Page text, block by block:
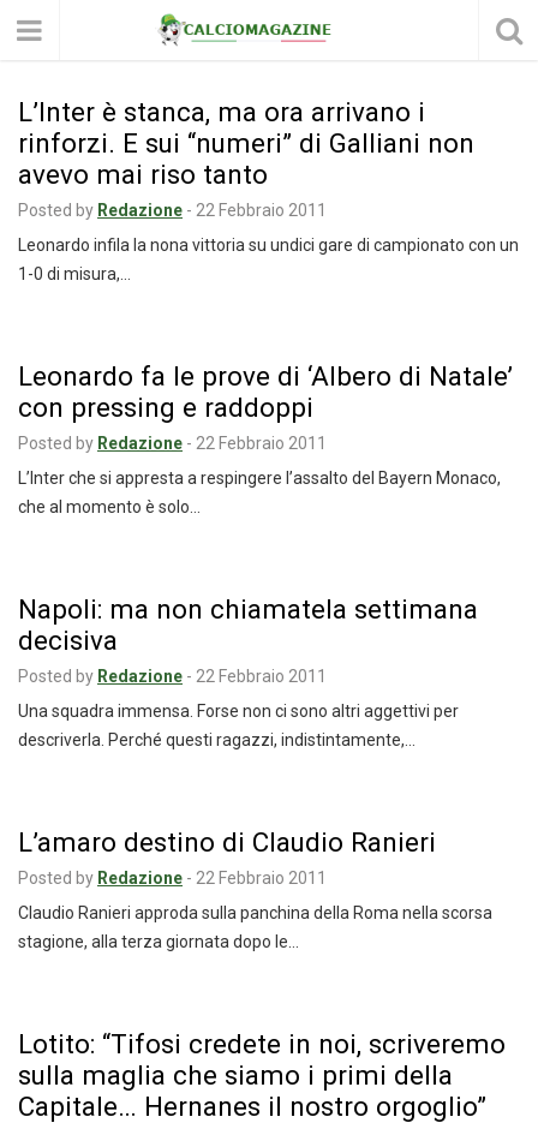
L’Inter è stanca, ma ora arrivano i
rinforzi. E sui “numeri” di Galliani non
avevo mai riso tanto
Posted by Redazione - 22 Febbraio 2011
Leonardo infila la nona vittoria su undici gare di campionato con un
1-0 di misura,…
Leonardo fa le prove di ‘Albero di Natale’
con pressing e raddoppi
Posted by Redazione - 22 Febbraio 2011
L’Inter che si appresta a respingere l’assalto del Bayern Monaco,
che al momento è solo…
Napoli: ma non chiamatela settimana
decisiva
Posted by Redazione - 22 Febbraio 2011
Una squadra immensa. Forse non ci sono altri aggettivi per
descriverla. Perché questi ragazzi, indistintamente,…
L’amaro destino di Claudio Ranieri
Posted by Redazione - 22 Febbraio 2011
Claudio Ranieri approda sulla panchina della Roma nella scorsa
stagione, alla terza giornata dopo le…
Lotito: “Tifosi credete in noi, scriveremo
sulla maglia che siamo i primi della
Capitale… Hernanes il nostro orgoglio”